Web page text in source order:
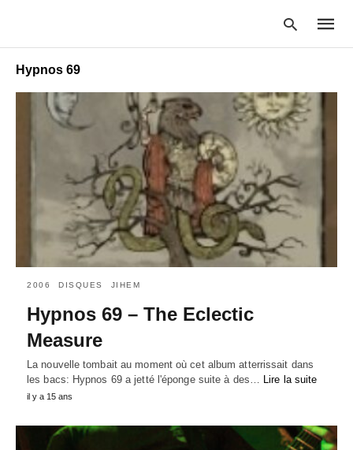
enter:
Hypnos 69
2006 DISQUES JIHEM
Hypnos 69 – The Eclectic
Measure
La nouvelle tombait au moment où cet album atterrissait dans
les bacs: Hypnos 69 a jetté l'éponge suite à des… Lire la suite
il y a 15 ans